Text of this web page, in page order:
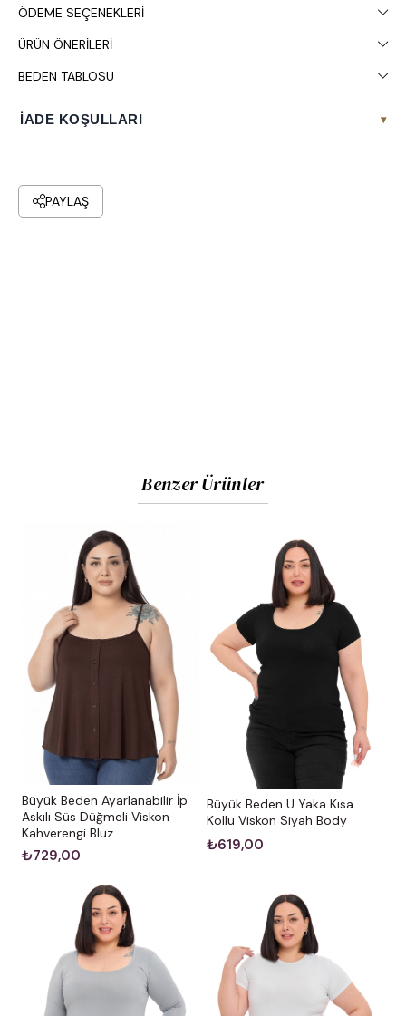
ÖDEME SEÇENEKLERI
ÜRÜN ÖNERILERI
BEDEN TABLOSU
İADE KOŞULLARI ▾
PAYLAŞ
Benzer Ürünler
Büyük Beden Ayarlanabilir İp
Askılı Süs Düğmeli Viskon
Kahverengi Bluz
₺729,00
Büyük Beden U Yaka Kısa
Kollu Viskon Siyah Body
₺619,00